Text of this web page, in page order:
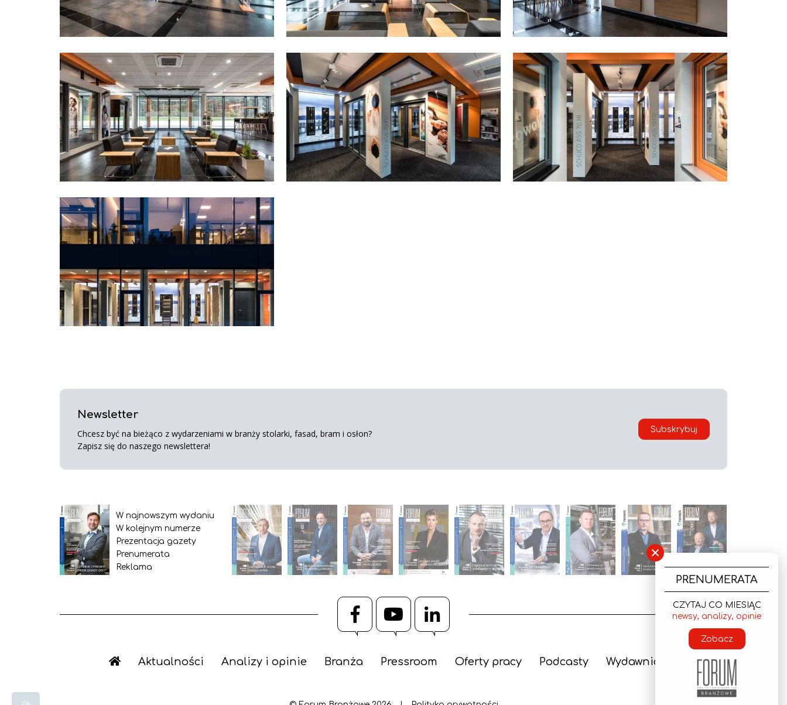
Newsletter
Chcesz być na bieżąco z wydarzeniami w branży stolarki, fasad, bram i osłon?
Zapisz się do naszego newslettera!
Subskrybuj
W najnowszym wydaniu
W kolejnym numerze
Prezentacja gazety
Prenumerata
Reklama
FacebookYouTube
LinkedIn
Aktualności Analizy i opinie Branża Pressroom Oferty pracy Podcasty Wydawnictwo
×
PRENUMERATA
CZYTAJ CO MIESIĄC
newsy, analizy, opinie
Zobacz